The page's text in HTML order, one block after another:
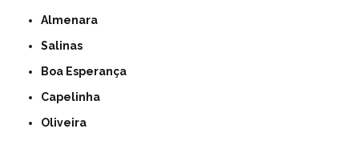
Almenara
Salinas
Boa Esperança
Capelinha
Oliveira